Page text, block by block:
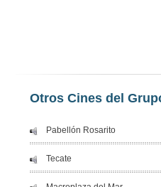
Otros Cines del
Pabellón Rosarito
Tecate